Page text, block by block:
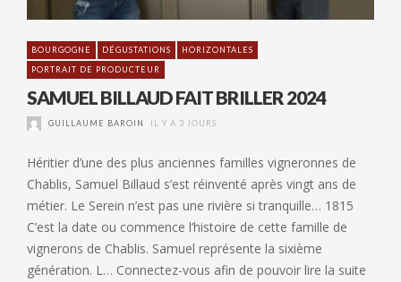
BOURGOGNE DÉGUSTATIONS
HORIZONTALES
PORTRAIT DE PRODUCTEUR
SAMUEL BILLAUD FAIT BRILLER 2024
GUILLAUME BAROIN IL Y A 3 JOURS
Héritier d’une des plus anciennes familles vigneronnes de
Chablis, Samuel Billaud s’est réinventé après vingt ans de
métier. Le Serein n’est pas une rivière si tranquille… 1815
C’est la date ou commence l’histoire de cette famille de
vignerons de Chablis. Samuel représente la sixième
génération. L… Connectez-vous afin de pouvoir lire la suite